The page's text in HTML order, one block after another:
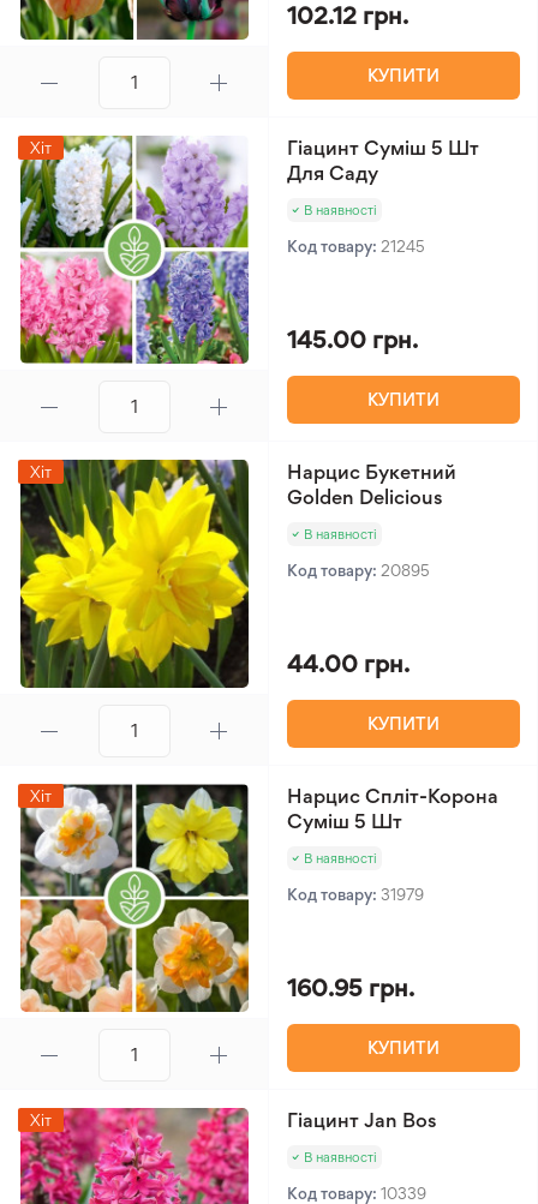
102.12 грн.
КУПИТИ
Хіт
Гіацинт Суміш 5 Шт
Для Саду
В наявності
Код товару: 21245
145.00 грн.
КУПИТИ
Хіт
Нарцис Букетний
Golden Delicious
В наявності
Код товару: 20895
44.00 грн.
КУПИТИ
Хіт
Нарцис Спліт-Корона
Суміш 5 Шт
В наявності
Код товару: 31979
160.95 грн.
КУПИТИ
Хіт Гіацинт Jan Bos
В наявності
Код товару: 10339